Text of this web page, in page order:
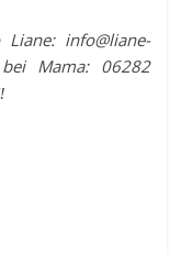
info@liane-
Mama: 06282